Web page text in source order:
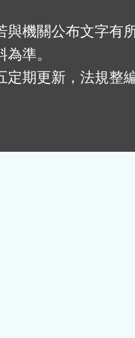
與機關公布文字有
準。
定期更新，法規整